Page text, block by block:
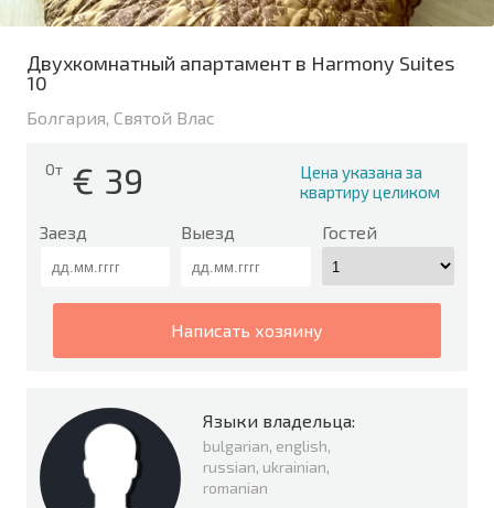
Двухкомнатный апартамент в Harmony Suites
10
Болгария, Святой Влас
От € 39
Цена указана за
квартиру целиком
Заезд Выезд Гостей
написать хозяину
Языки владельца:
bulgarian, english,
russian, ukrainian,
romanian